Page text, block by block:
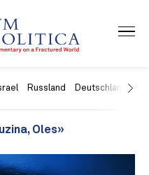
Russland Deutschland
Oles»